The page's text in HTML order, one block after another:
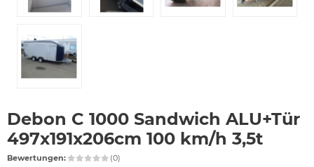
Debon C 1000 Sandwich ALU+Tür
497x191x206cm 100 km/h 3,5t
Bewertungen: (0)